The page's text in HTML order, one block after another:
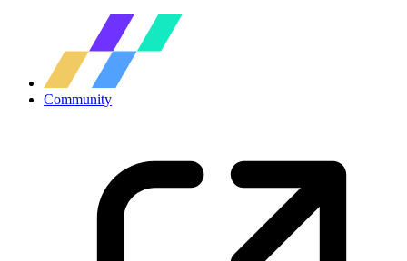
Community